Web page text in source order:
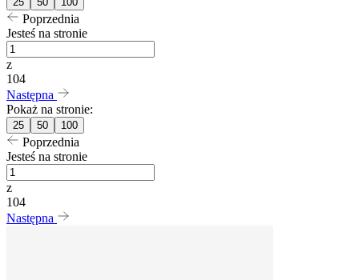
Poprzednia
Jesteś na stronie
z
104
Następna
Pokaż na stronie:
25 50 100
Poprzednia
Jesteś na stronie
z
104
Następna